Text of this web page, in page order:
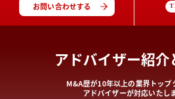
お問い合わせする
アドバイザー紹介
M&A歴が10年以上の業界トップ
アドバイザーが対応いたし